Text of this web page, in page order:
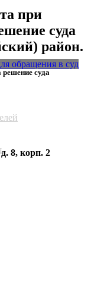
обращения в суд
при
суда
район.
суда
8, корп. 2